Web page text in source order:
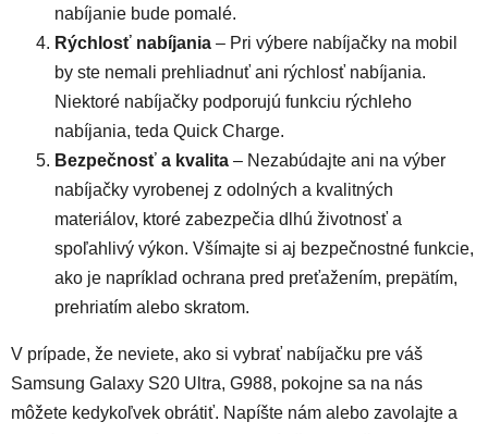
nabíjanie bude pomalé.
Rýchlosť nabíjania – Pri výbere nabíjačky na mobil
by ste nemali prehliadnuť ani rýchlosť nabíjania.
Niektoré nabíjačky podporujú funkciu rýchleho
nabíjania, teda Quick Charge.
Bezpečnosť a kvalita – Nezabúdajte ani na výber
nabíjačky vyrobenej z odolných a kvalitných
materiálov, ktoré zabezpečia dlhú životnosť a
spoľahlivý výkon. Všímajte si aj bezpečnostné funkcie,
ako je napríklad ochrana pred preťažením, prepätím,
prehriatím alebo skratom.
V prípade, že neviete, ako si vybrať nabíjačku pre váš
Samsung Galaxy S20 Ultra, G988, pokojne sa na nás
môžete kedykoľvek obrátiť. Napíšte nám alebo zavolajte a